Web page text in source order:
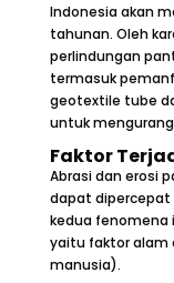
Indonesia akan
tahunan. Oleh
perlindungan
termasuk
geotextile tube
untuk
Faktor
Abrasi dan erosi
dapat dipercepat
kedua fenomena
yaitu faktor alam
manusia).